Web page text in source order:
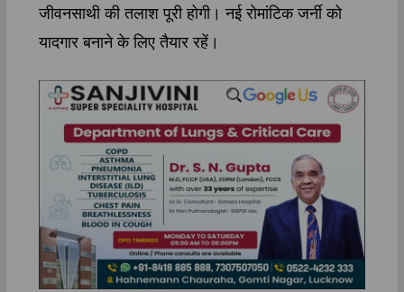
जीवनसाथी की तलाश पूरी होगी। नई रोमांटिक जर्नी को
यादगार बनाने के लिए तैयार रहें।